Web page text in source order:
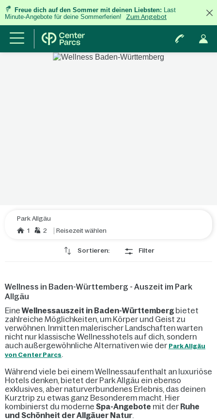
Freue dich auf den Sommer mit deinen Liebsten: Last
Minute-Angebote für deine Sommerferien!
Zum Angebot
Park Allgäu
1
2 Reisezeit wählen
Sortieren: Filter
Wellness in Baden-Württemberg - Auszeit im Park
Allgäu
EineWellnessauszeit in Baden-Württemberg bietet
zahlreiche Möglichkeiten, um Körper und Geist zu
verwöhnen. Inmitten malerischer Landschaften warten
nicht nur klassische Wellnesshotels auf dich, sondern
auch außergewöhnliche Alternativen wie der Park Allgäu
von Center Parcs.
Während viele bei einem Wellnessaufenthalt an luxuriöse
Hotels denken, bietet der Park Allgäu ein ebenso
exklusives, aber naturverbundenes Erlebnis, das deinen
Kurztrip zu etwas ganz Besonderem macht. Hier
kombinierst du moderne Spa-Angebote mit der Ruhe
und Schönheit der Allgäuer Natur.